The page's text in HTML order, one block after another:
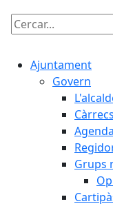
Cercar:
Ajuntament
Govern
Grups